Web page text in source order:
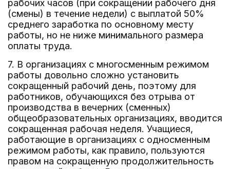
рабочих часов (при сокращении рабочего дня
(смены) в течение недели) с выплатой 50%
среднего заработка по основному месту
работы, но не ниже минимального размера
оплаты труда.
7. В организациях с многосменным режимом
работы довольно сложно установить
сокращенный рабочий день, поэтому для
работников, обучающихся без отрыва от
производства в вечерних (сменных)
общеобразовательных организациях, вводится
сокращенная рабочая неделя. Учащиеся,
работающие в организациях с односменным
режимом работы, как правило, пользуются
правом на сокращенную продолжительность